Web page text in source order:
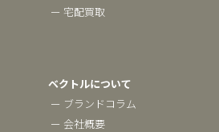
ー 宅配買取
ベクトルについて
ー ブランドコラム
ー 会社概要